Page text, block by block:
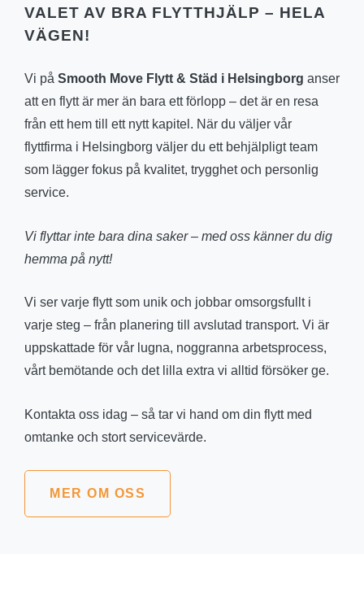
VALET AV BRA FLYTTHJÄLP – HELA
VÄGEN!
Vi på Smooth Move Flytt & Städ i Helsingborg anser
att en flytt är mer än bara ett förlopp – det är en resa
från ett hem till ett nytt kapitel. När du väljer vår
flyttfirma i Helsingborg väljer du ett behjälpligt team
som lägger fokus på kvalitet, trygghet och personlig
service.
Vi flyttar inte bara dina saker – med oss känner du dig
hemma på nytt!
Vi ser varje flytt som unik och jobbar omsorgsfullt i
varje steg – från planering till avslutad transport. Vi är
uppskattade för vår lugna, noggranna arbetsprocess,
vårt bemötande och det lilla extra vi alltid försöker ge.
Kontakta oss idag – så tar vi hand om din flytt med
omtanke och stort servicevärde.
MER OM OSS